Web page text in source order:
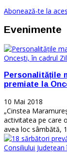
Abonează-te la
Evenimente
Personalitățile
premiate la
10 Mai 2018
„Cinstea
activitatea pe care
avea loc sâmbătă,